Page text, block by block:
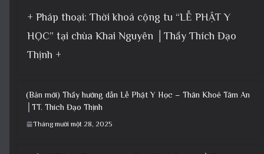
+ Pháp thoại: Thời khoá cộng tu “LỄ PHẬT Y
HỌC” tại chùa Khai Nguyên │Thầy Thích Đạo
Thịnh +
(Bản mới) Thầy hướng dẫn Lễ Phật Y Học – Thân Khoẻ Tâm An
│TT. Thích Đạo Thịnh
Tháng mười một 28, 2025